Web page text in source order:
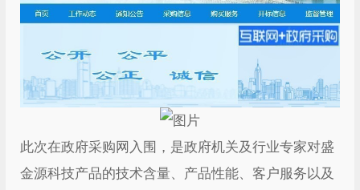
此次在政府采购网入围，是政府机关及行业专家对盛
金源科技产品的技术含量、产品性能、客户服务以及